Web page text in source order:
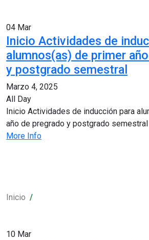
04 Mar
Inicio Actividades de
alumnos(as) de primer
y postgrado semestral
Marzo 4, 2025
All Day
Inicio Actividades de inducción para
año de pregrado y postgrado semestral
More Info
Inicio
10 Mar